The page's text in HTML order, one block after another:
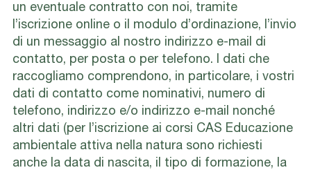
un eventuale contratto con noi, tramite
l’iscrizione online o il modulo d’ordinazione, l’invio
di un messaggio al nostro indirizzo e-mail di
contatto, per posta o per telefono. I dati che
raccogliamo comprendono, in particolare, i vostri
dati di contatto come nominativi, numero di
telefono, indirizzo e/o indirizzo e-mail nonché
altri dati (per l’iscrizione ai corsi CAS Educazione
ambientale attiva nella natura sono richiesti
anche la data di nascita, il tipo di formazione, la